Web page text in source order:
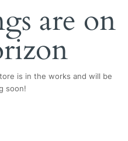
are on
is in the works and will be
soon!